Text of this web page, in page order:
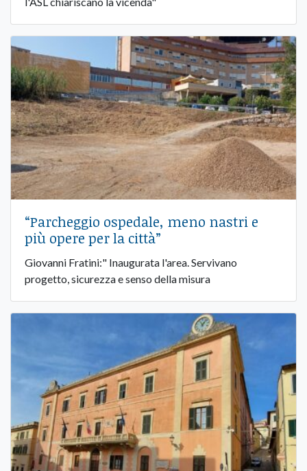
“Parcheggio ospedale, meno nastri e
più opere per la città”
Giovanni Fratini:" Inaugurata l'area. Servivano
progetto, sicurezza e senso della misura